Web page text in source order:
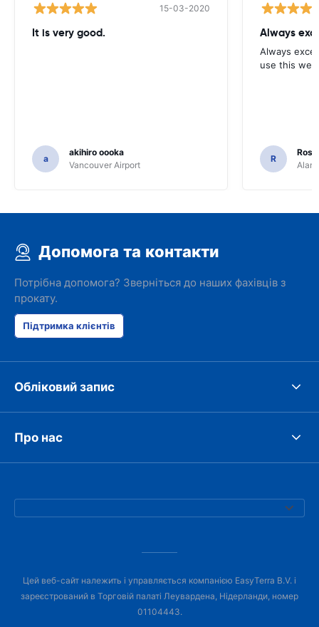
15-03-2020
It is very good.
a
akihiro oooka
Vancouver Airport
Always
Always
use this
R
Допомога та контакти
Потрібна допомога? Зверніться до наших фахівців з
прокату.
Підтримка клієнтів
Обліковий запис
Про нас
Цей веб-сайт належить і управляється компанією EasyTerra B.V. і
зареєстрований в Торговій палаті Леувардена, Нідерланди, номер
01104443.